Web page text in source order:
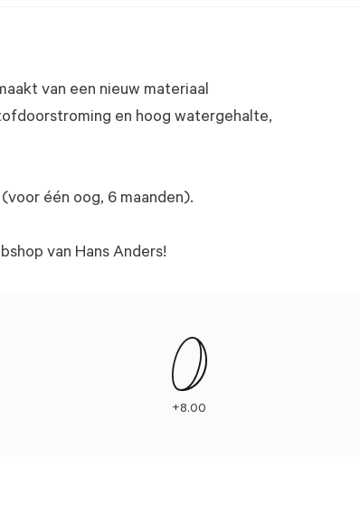
van een nieuw materiaal
en hoog watergehalte,
(voor één oog, 6 maanden).
van Hans Anders!
+8.00